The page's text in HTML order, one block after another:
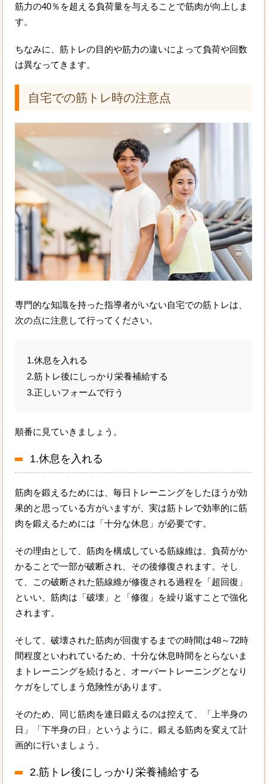
筋力の40％を超える負荷量を与えることで筋肉が向上しま
す。
ちなみに、筋トレの目的や筋力の違いによって負荷や回数
は異なってきます。
自宅での筋トレ時の注意点
専門的な知識を持った指導者がいない自宅での筋トレは、
次の点に注意して行ってください。
1.休息を入れる
2.筋トレ後にしっかり栄養補給する
3.正しいフォームで行う
順番に見ていきましょう。
1.休息を入れる
筋肉を鍛えるためには、毎日トレーニングをしたほうが効
果的と思っている方がいますが、実は筋トレで効率的に筋
肉を鍛えるためには「十分な休息」が必要です。
その理由として、筋肉を構成している筋線維は、負荷がか
かることで一部が破断され、その後修復されます。そし
て、この破断された筋線維が修復される過程を「超回復」
といい、筋肉は「破壊」と「修復」を繰り返すことで強化
されます。
そして、破壊された筋肉が回復するまでの時間は48～72時
間程度といわれているため、十分な休息時間をとらないま
まトレーニングを続けると、オーバートレーニングとなり
ケガをしてしまう危険性があります。
そのため、同じ筋肉を連日鍛えるのは控えて、「上半身の
日」「下半身の日」というように、鍛える筋肉を変えて計
画的に行いましょう。
2.筋トレ後にしっかり栄養補給する